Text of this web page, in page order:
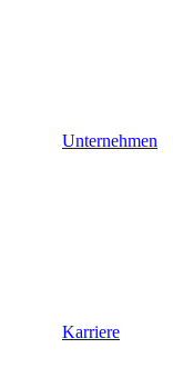
Unternehmen
Karriere